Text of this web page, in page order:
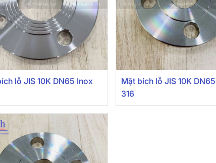
lỗ JIS 10K DN65 Inox
Mặt bích lỗ JIS 10K
316